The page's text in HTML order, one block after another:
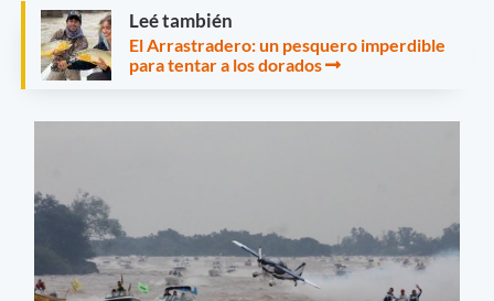
Leé también
El Arrastradero: un pesquero imperdible
para tentar a los dorados